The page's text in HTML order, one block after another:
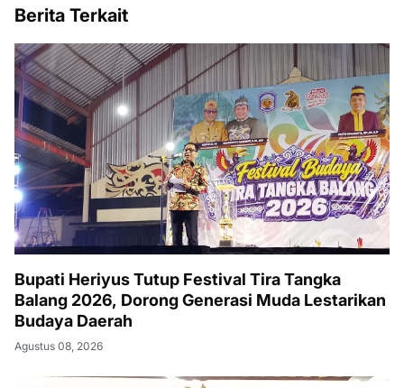
Berita Terkait
Bupati Heriyus Tutup Festival Tira Tangka
Balang 2026, Dorong Generasi Muda Lestarikan
Budaya Daerah
Agustus 08, 2026